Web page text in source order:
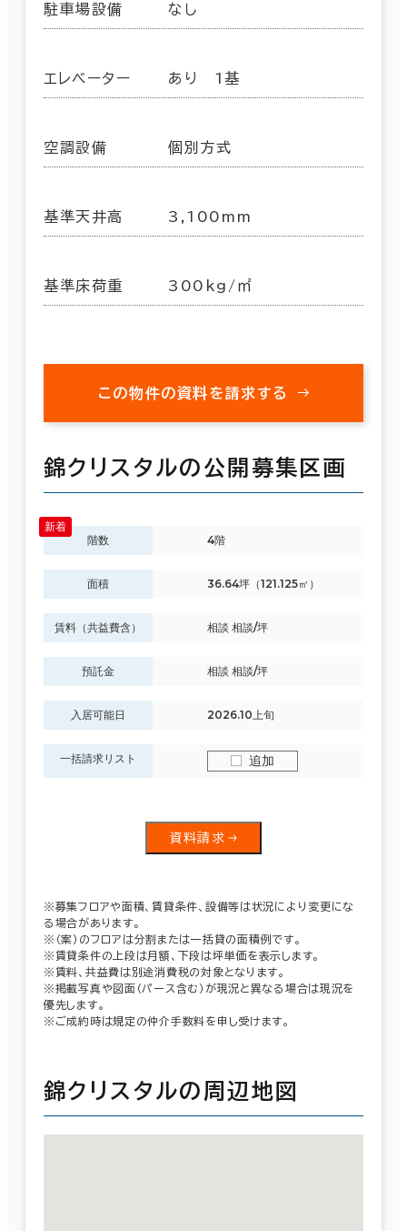
駐車場設備 なし
エレベーター あり 1基
空調設備 個別方式
基準天井高 3,100mm
基準床荷重 300kg/㎡
この物件の資料を請求する
錦クリスタルの公開募集区画
階数 4階
面積 36.64坪（121.125㎡）
賃料（共益費含） 相談 相談/坪
預託金 相談 相談/坪
入居可能日 2026.10上旬
一括請求リスト 追加
資料請求
※募集フロアや面積、賃貸条件、設備等は状況により変更にな
る場合があります。
※（案）のフロアは分割または一括貸の面積例です。
※賃貸条件の上段は月額、下段は坪単価を表示します。
※賃料、共益費は別途消費税の対象となります。
※掲載写真や図面（パース含む）が現況と異なる場合は現況を
優先します。
※ご成約時は規定の仲介手数料を申し受けます。
錦クリスタルの周辺地図